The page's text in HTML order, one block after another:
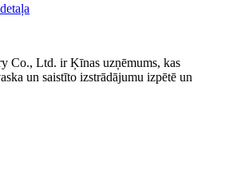
detaļa
Co., Ltd. ir Ķīnas uzņēmums, kas
un saistīto izstrādājumu izpētē un